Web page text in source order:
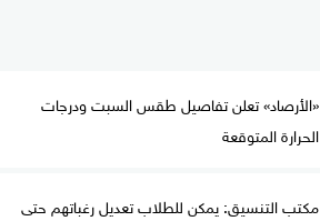
«الأرصاد» تعلن تفاصيل طقس السبت ودرجات
الحرارة المتوقعة
مكتب التنسيق: يمكن للطلاب تعديل رغباتهم حتى